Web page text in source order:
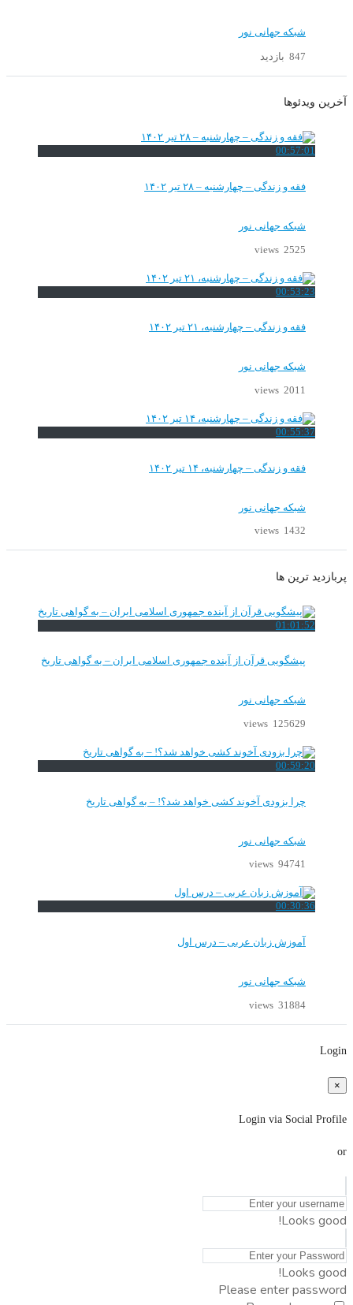
شبکه جهانی نور
847 بازدید
آخرین ویدئوها
00:57:01
فقه و زندگی – چهارشنبه – ۲۸ تیر ۱۴۰۲
شبکه جهانی نور
2525 views
00:53:23
فقه و زندگی – چهارشنبه، ۲۱ تیر ۱۴۰۲
شبکه جهانی نور
2011 views
00:55:37
فقه و زندگی – چهارشنبه، ۱۴ تیر ۱۴۰۲
شبکه جهانی نور
1432 views
پربازدید ترین ها
01:01:52
پیشگویی قرآن از آینده جمهوری اسلامی ایران – به گواهی تاریخ
شبکه جهانی نور
125629 views
00:59:20
چرا بزودی آخوند کشی خواهد شد؟! – به گواهی تاریخ
شبکه جهانی نور
94741 views
00:30:36
آموزش زبان عربی – درس اول
شبکه جهانی نور
31884 views
Login
×
Login via Social Profile
or
Looks good!
Looks good!
Please enter password